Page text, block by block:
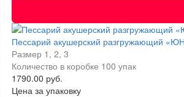
Пессарий акушерский разгружающий
Размер 1, 2, 3
Количество в коробке 100 упак
1790.00 руб.
Цена за упаковку